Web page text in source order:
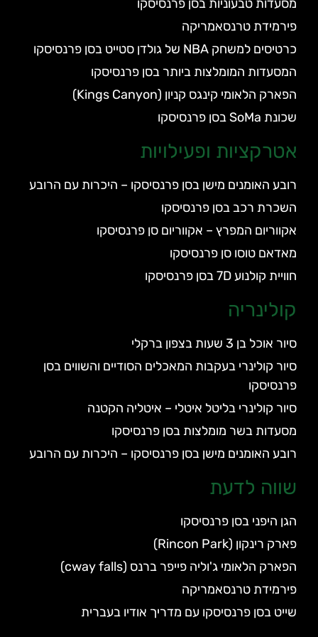
מסעדות טבעוניות בסן פרנסיסקו
פירמידת טרנסאמריקה
כרטיסים למשחק NBA של גולדן סטייט בסן פרנסיסקו
המסעדות המומלצות ביותר בסן פרנסיסקו
הפארק הלאומי קינגס קניון (Kings Canyon)
שכונת SoMa בסן פרנסיסקו
אטרקציות ופעילויות
רובע האומנים מישן בסן פרנסיסקו – היכרות עם הרובע
השכרת רכב בסן פרנסיסקו
אקווריום המפרץ – אקווריום סן פרנסיסקו
מאדאם טוסו סן פרנסיסקו
חוויית קולנוע 7D בסן פרנסיסקו
קולינריה
סיור אוכל בן 3 שעות בצפון ברקלי
סיור קולינרי בעקבות המאכלים הסודיים והשווים בסן
פרנסיסקו
סיור קולינרי בליטל איטלי – איטליה הקטנה
מסעדות בשר מומלצות בסן פרנסיסקו
רובע האומנים מישן בסן פרנסיסקו – היכרות עם הרובע
שווה לדעת
הגן היפני בסן פרנסיסקו
פארק רינקון (Rincon Park)
הפארק הלאומי ג'וליה פייפר ברנס (cway falls)
פירמידת טרנסאמריקה
שייט בסן פרנסיסקו עם מדריך אודיו בעברית